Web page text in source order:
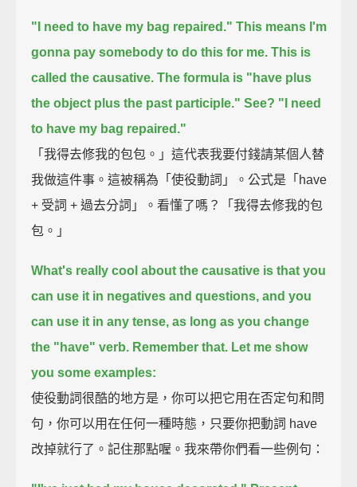
"I need to have my bag repaired." This means I'm
gonna pay somebody to do this for me. This is
called the causative. The formula is "have plus
the object plus the past participle." See? "I need
to have my bag repaired."
「我得去修我的包包。」這代表我要付錢請某個人替
我做這件事。這被稱為「使役動詞」。公式是「have
+ 受詞 + 過去分詞」。看懂了嗎？「我得去修我的包
包。」
What's really cool about the causative is that you
can use it in negatives and questions, and you
can use it in any tense, as long as you change
the "have" verb. Remember that. Let me show
you some examples:
使役動詞很酷的地方是，你可以把它用在否定句和問
句，你可以用在任何一種時態，只要你把動詞 have
改掉就行了。記住那點喔。我來帶你們看一些例句：